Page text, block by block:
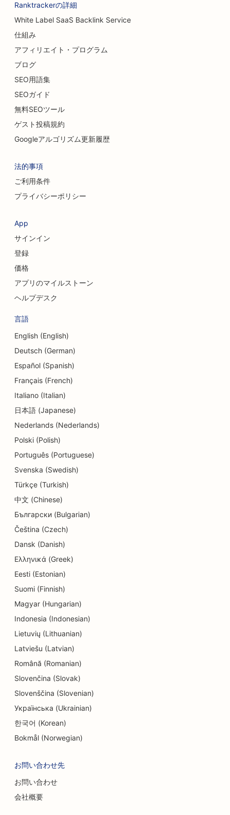
Ranktrackerの詳細
White Label SaaS Backlink Service
仕組み
アフィリエイト・プログラム
ブログ
SEO用語集
SEOガイド
無料SEOツール
ゲスト投稿規約
Googleアルゴリズム更新履歴
法的事項
ご利用条件
プライバシーポリシー
App
サインイン
登録
価格
アプリのマイルストーン
ヘルプデスク
言語
English (English)
Deutsch (German)
Español (Spanish)
Français (French)
Italiano (Italian)
日本語 (Japanese)
Nederlands (Nederlands)
Polski (Polish)
Português (Portuguese)
Svenska (Swedish)
Türkçe (Turkish)
中文 (Chinese)
Български (Bulgarian)
Čeština (Czech)
Dansk (Danish)
Ελληνικά (Greek)
Eesti (Estonian)
Suomi (Finnish)
Magyar (Hungarian)
Indonesia (Indonesian)
Lietuvių (Lithuanian)
Latviešu (Latvian)
Română (Romanian)
Slovenčina (Slovak)
Slovenščina (Slovenian)
Українська (Ukrainian)
한국어 (Korean)
Bokmål (Norwegian)
お問い合わせ先
お問い合わせ
会社概要